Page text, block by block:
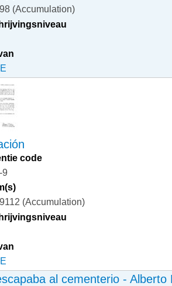
(Accumulation)
code
9
(Accumulation)
al cementerio - Alberto